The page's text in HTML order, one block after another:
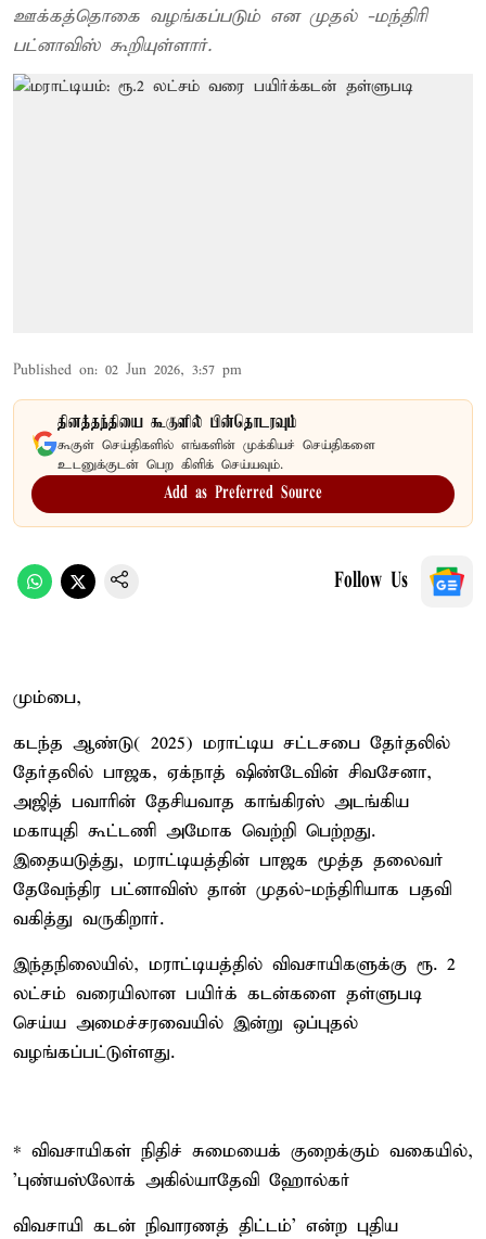
ஊக்கத்தொகை வழங்கப்படும் என முதல் -மந்திரி
பட்னாவிஸ் கூறியுள்ளார்.
Published on: 02 Jun 2026, 3:57 pm
தினத்தந்தியை கூகுளில் பின்தொடரவும்
கூகுள் செய்திகளில் எங்களின் முக்கியச் செய்திகளை
உடனுக்குடன் பெற கிளிக் செய்யவும்.
Add as Preferred Source
Follow Us
மும்பை,
கடந்த ஆண்டு( 2025) மராட்டிய சட்டசபை தேர்தலில்
தேர்தலில் பாஜக, ஏக்நாத் ஷிண்டேவின் சிவசேனா,
அஜித் பவாரின் தேசியவாத காங்கிரஸ் அடங்கிய
மகாயுதி கூட்டணி அமோக வெற்றி பெற்றது.
இதையடுத்து, மராட்டியத்தின் பாஜக மூத்த தலைவர்
தேவேந்திர பட்னாவிஸ் தான் முதல்-மந்திரியாக பதவி
வகித்து வருகிறார்.
இந்தநிலையில், மராட்டியத்தில் விவசாயிகளுக்கு ரூ. 2
லட்சம் வரையிலான பயிர்க் கடன்களை தள்ளுபடி
செய்ய அமைச்சரவையில் இன்று ஒப்புதல்
வழங்கப்பட்டுள்ளது.
* விவசாயிகள் நிதிச் சுமையைக் குறைக்கும் வகையில்,
'புண்யஸ்லோக் அகில்யாதேவி ஹோல்கர்
விவசாயி கடன் நிவாரணத் திட்டம்' என்ற புதிய